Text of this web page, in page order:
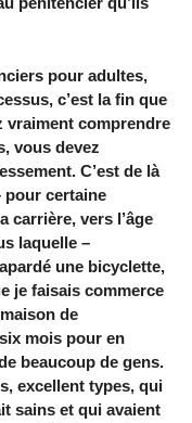
pour adultes,
c’est la fin que
vraiment comprendre
vous devez
C’est de là
pour certaine
carrière, vers l’âge
laquelle –
une bicyclette,
je faisais commerce
de
mois pour en
beaucoup de gens.
excellent types, qui
sains et qui avaient